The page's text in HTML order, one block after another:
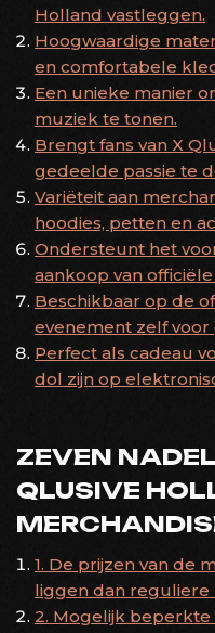
Holland vastleggen.
Hoogwaardige
en comfortabele
Een unieke manier
muziek te tonen.
Brengt fans van X
gedeelde passie te
Variëteit aan
hoodies, petten en
Ondersteunt het
aankoop van
Beschikbaar op de
evenement zelf
Perfect als cadeau
dol zijn op
ZEVEN
QLUSIVE
1. De prijzen van de
liggen dan
2. Mogelijk